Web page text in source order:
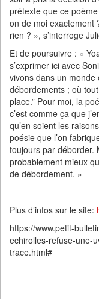
prétexte que ce
on de moi exactement
rien ? », s’interroge
Et de poursuivre : «
s’exprimer ici avec
vivons dans un
débordements ; où
place.” Pour moi, la
c’est comme ça que
qu’en soient les
poésie que l’on
toujours par déborder.
probablement mieux
de débordement. »
Plus d’infos sur le site:
https://www.petit-
echirolles-refuse-une-
trace.html#